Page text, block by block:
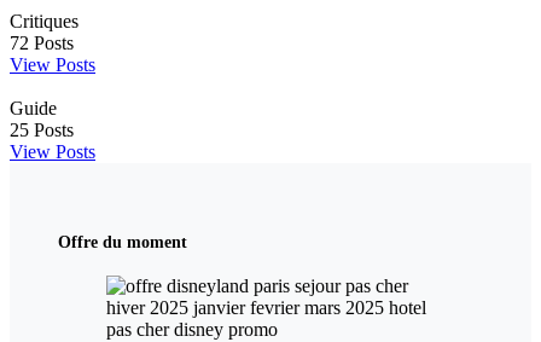
Critiques
72 Posts
View Posts
Guide
25 Posts
View Posts
Offre du moment